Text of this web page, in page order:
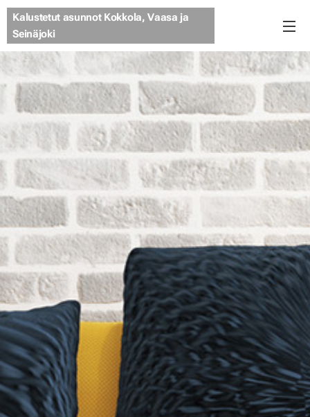
Kalustetut asunnot Kokkola, Vaasa ja
Seinäjoki